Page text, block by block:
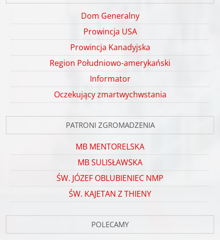
Dom Generalny
Prowincja USA
Prowincja Kanadyjska
Region Południowo-amerykański
Informator
Oczekujący zmartwychwstania
PATRONI ZGROMADZENIA
MB MENTORELSKA
MB SULISŁAWSKA
ŚW. JÓZEF OBLUBIENIEC NMP
ŚW. KAJETAN Z THIENY
POLECAMY